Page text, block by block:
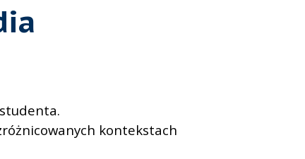
kontekstach